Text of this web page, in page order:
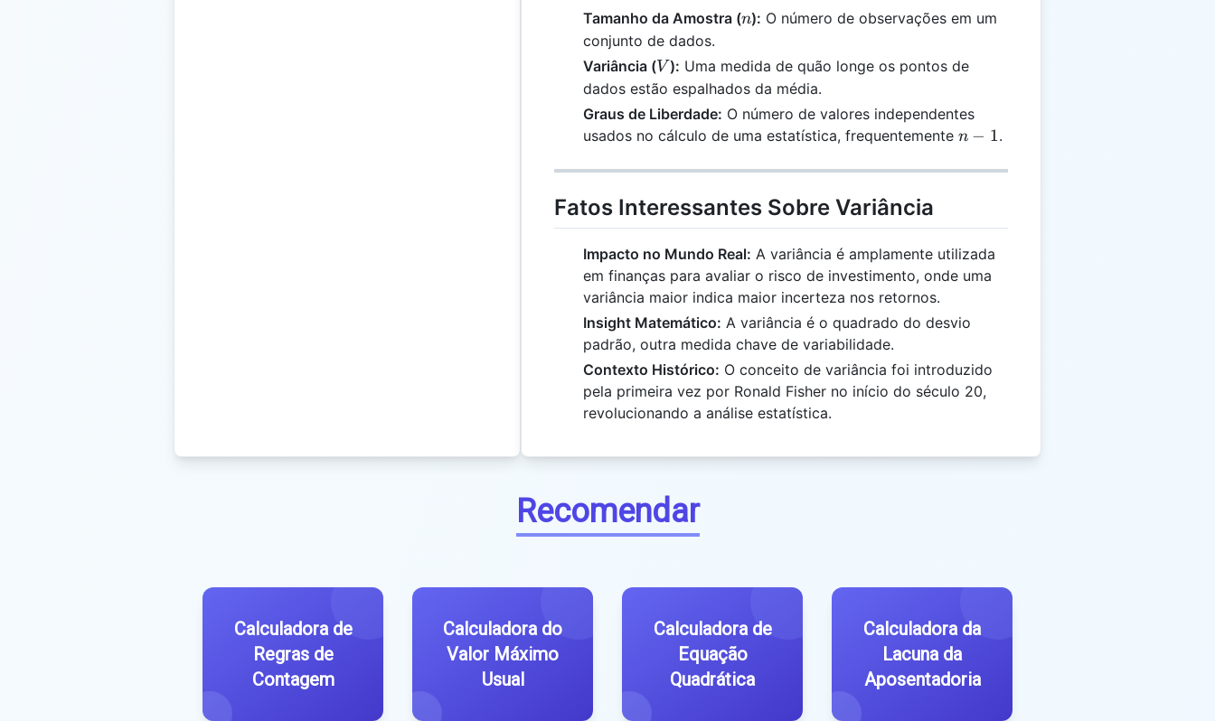
Tamanho da Amostra (n
n): O número de observações em um
conjunto de dados.
Variância (V
V ): Uma medida de quão longe os pontos de
dados estão espalhados da média.
Graus de Liberdade: O número de valores independentes
usados no cálculo de uma estatística, frequentemente n
1
n − 1.
Fatos Interessantes Sobre Variância
Impacto no Mundo Real: A variância é amplamente utilizada
em finanças para avaliar o risco de investimento, onde uma
variância maior indica maior incerteza nos retornos.
Insight Matemático: A variância é o quadrado do desvio
padrão, outra medida chave de variabilidade.
Contexto Histórico: O conceito de variância foi introduzido
pela primeira vez por Ronald Fisher no início do século 20,
revolucionando a análise estatística.
Recomendar
Calculadora de
Regras de
Contagem
Calculadora do
Valor Máximo
Usual
Calculadora de
Equação
Quadrática
Calculadora da
Lacuna da
Aposentadoria